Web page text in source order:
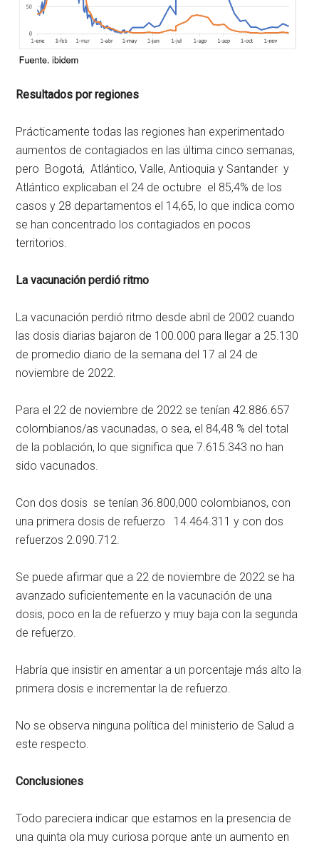
Resultados por regiones
Prácticamente todas las regiones han experimentado
aumentos de contagiados en las última cinco semanas,
pero Bogotá, Atlántico, Valle, Antioquia y Santander y
Atlántico explicaban el 24 de octubre el 85,4% de los
casos y 28 departamentos el 14,65, lo que indica como
se han concentrado los contagiados en pocos
territorios.
La vacunación perdió ritmo
La vacunación perdió ritmo desde abril de 2002 cuando
las dosis diarias bajaron de 100.000 para llegar a 25.130
de promedio diario de la semana del 17 al 24 de
noviembre de 2022.
Para el 22 de noviembre de 2022 se tenían 42.886.657
colombianos/as vacunadas, o sea, el 84,48 % del total
de la población, lo que significa que 7.615.343 no han
sido vacunados.
Con dos dosis se tenían 36.800,000 colombianos, con
una primera dosis de refuerzo 14.464.311 y con dos
refuerzos 2.090.712.
Se puede afirmar que a 22 de noviembre de 2022 se ha
avanzado suficientemente en la vacunación de una
dosis, poco en la de refuerzo y muy baja con la segunda
de refuerzo.
Habría que insistir en amentar a un porcentaje más alto la
primera dosis e incrementar la de refuerzo.
No se observa ninguna política del ministerio de Salud a
este respecto.
Conclusiones
Todo pareciera indicar que estamos en la presencia de
una quinta ola muy curiosa porque ante un aumento en